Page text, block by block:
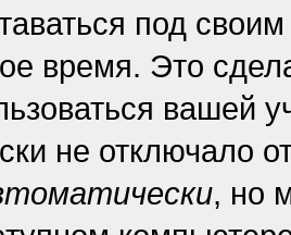
под
время. Это
вашей
не отключало
, но